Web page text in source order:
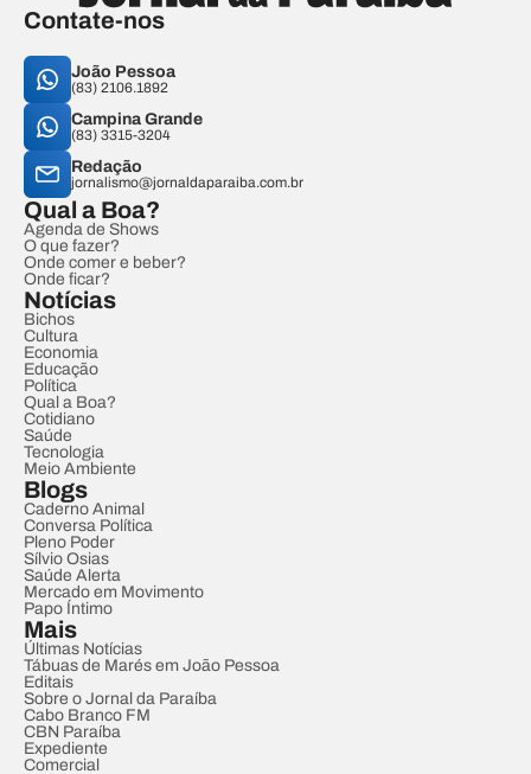
Contate-nos
João Pessoa
(83) 2106.1892
Campina Grande
(83) 3315-3204
Redação
jornalismo@jornaldaparaiba.com.br
Qual a Boa?
Agenda de Shows
O que fazer?
Onde comer e beber?
Onde ficar?
Notícias
Bichos
Cultura
Economia
Educação
Política
Qual a Boa?
Cotidiano
Saúde
Tecnologia
Meio Ambiente
Blogs
Caderno Animal
Conversa Política
Pleno Poder
Sílvio Osias
Saúde Alerta
Mercado em Movimento
Papo Íntimo
Mais
Últimas Notícias
Tábuas de Marés em João Pessoa
Editais
Sobre o Jornal da Paraíba
Cabo Branco FM
CBN Paraíba
Expediente
Comercial